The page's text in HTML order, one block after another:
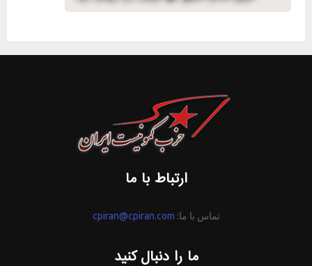
ارتباط با ما
تماس با ما: cpiran@cpiran.com
ما را دنبال کنید